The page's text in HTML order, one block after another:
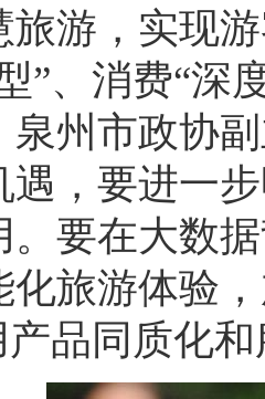
游，实现
”、消费“深
泉州市政协
遇，要进一
。要在大数
化旅游体验
产品同质化